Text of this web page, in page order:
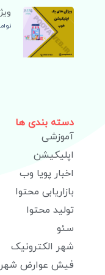
نوامبر
دسته بندی ها
آموزشی
اپلیکیشن
اخبار پویا وب
بازاریابی محتوا
تولید محتوا
سئو
شهر الکترونیک
فیش عوارض